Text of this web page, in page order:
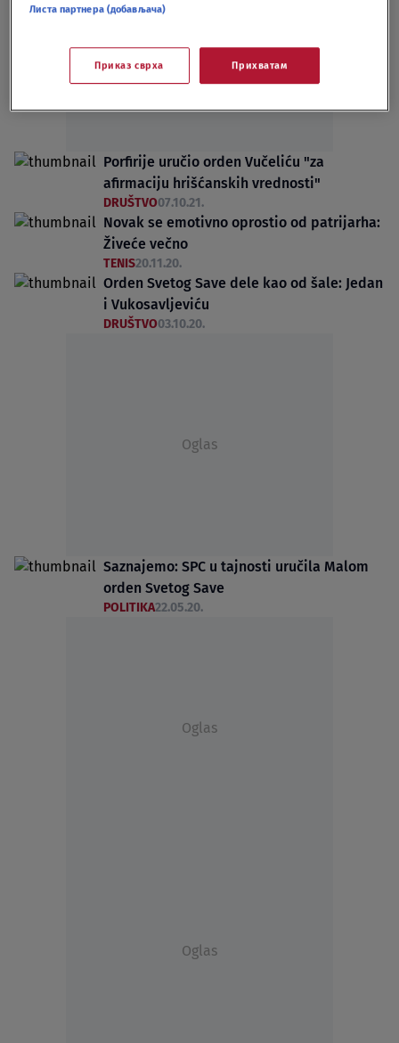
Porfirije uručio orden Vučeliću "za
afirmaciju hrišćanskih vrednosti"
DRUŠTVO07.10.21.
Novak se emotivno oprostio od patrijarha:
Živeće večno
TENIS20.11.20.
Orden Svetog Save dele kao od šale: Jedan
i Vukosavljeviću
DRUŠTVO03.10.20.
Oglas
Saznajemo: SPC u tajnosti uručila Malom
orden Svetog Save
POLITIKA22.05.20.
Oglas
Oglas
Листа партнера (добављача)
Приказ сврха Прихватам